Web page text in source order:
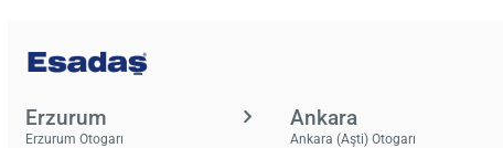
Erzurum
Erzurum Otogarı
Ankara
Ankara (Aşti) Otogarı